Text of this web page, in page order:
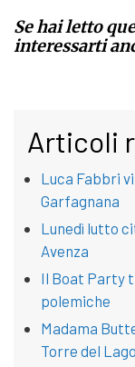
Se hai letto
interessarti
Articoli
Luca Fabbri
Garfagnana
Lunedì lutto
Avenza
Il Boat Party
polemiche
Madama
Torre del Lago